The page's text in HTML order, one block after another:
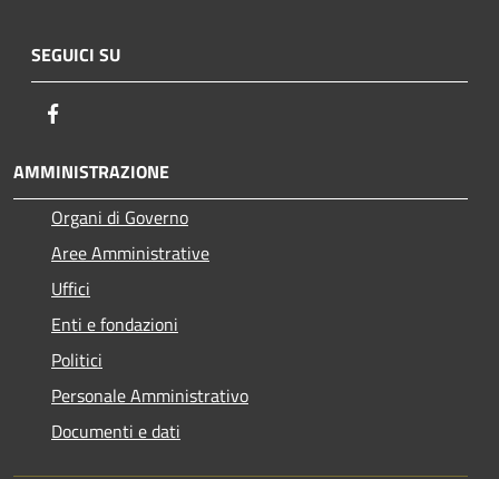
SEGUICI SU
AMMINISTRAZIONE
Organi di Governo
Aree Amministrative
Uffici
Enti e fondazioni
Politici
Personale Amministrativo
Documenti e dati